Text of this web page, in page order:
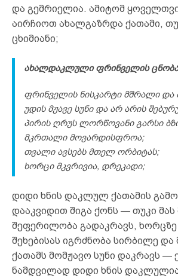
და გემრიელია. ამიტომ
აირჩიოთ ახალგაზრდა ქათამი,
ცხიმიანი;
ახალდაკლული ფრინველის ცნობა
ფრინველის ნისკარტი მშრალი და
უდის მჟავე სუნი და არ არის
პირის ღრუს ლორწოვანი გარსი
მკრთალი მოვარდისფროა;
თვალი ავსებს მთელ ორბიტას;
ხორცი მკვრივია, დრეკადი;
დიდი ხნის დაკლულ ქათამის
დააკვიდით შიგა ქონს — თუკი მას
შეფერილობა გადაკრავს,
შეხებისას იგრძნობა სირბილე
ქათამს მომჟავო სუნი დაკრავს —
ნამდვილად დიდი ხნის